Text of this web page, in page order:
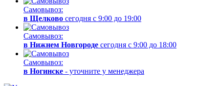
Самовывоз:
в Щелково сегодня с 9:00 до 19:00
Самовывоз:
в Нижнем Новгороде сегодня с 9:00 до 18:00
Самовывоз:
в Ногинске - уточните у менеджера